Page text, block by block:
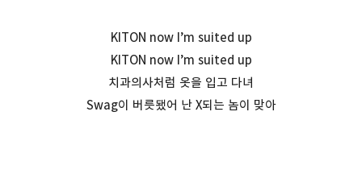
KITON now I’m suited up
KITON now I’m suited up
치과의사처럼 옷을 입고 다녀
Swag이 버릇됐어 난 X되는 놈이 맞아